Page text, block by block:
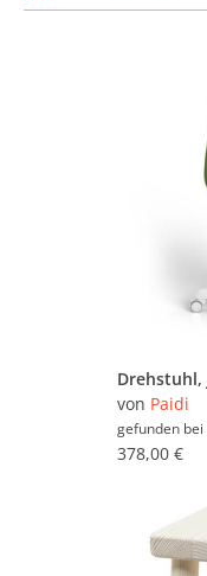
von Paidi
gefunden bei
378,00 €